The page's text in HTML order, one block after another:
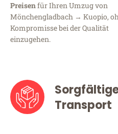
Preisenfür Ihren Umzug von
Mönchengladbach → Kuopio,
Kompromisse bei der Qualität
einzugehen.
Transport